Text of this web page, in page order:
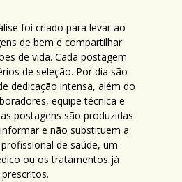
foi criado para levar ao
de bem e compartilhar
de vida. Cada postagem
de seleção. Por dia são
dedicação intensa, além do
equipe técnica e
postagens são produzidas
e não substituem a
de saúde, um
ou os tratamentos já
prescritos.